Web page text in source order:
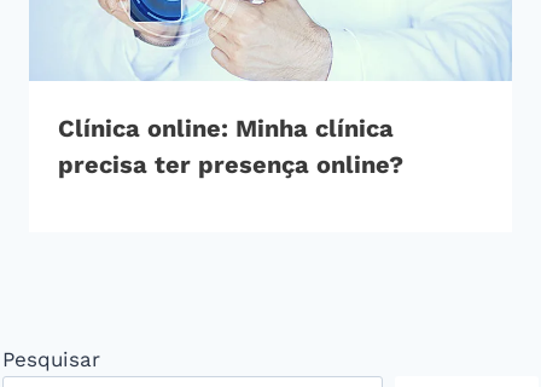
Clínica online: Minha clínica
precisa ter presença online?
Pesquisar